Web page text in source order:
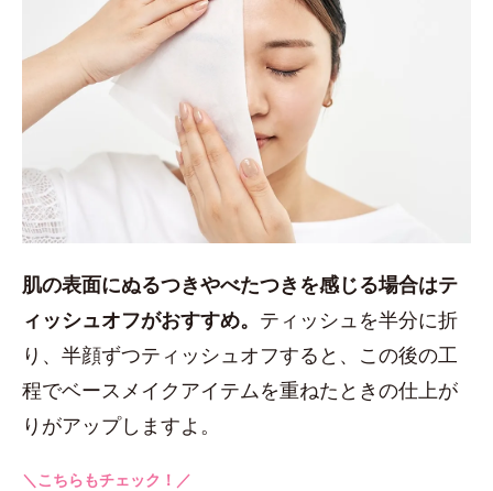
肌の表面にぬるつきやべたつきを感じる場合はテ
ィッシュオフがおすすめ。 ティッシュを半分に折
り、半顔ずつティッシュオフすると、この後の工
程でベースメイクアイテムを重ねたときの仕上が
りがアップしますよ。
＼こちらもチェック！／